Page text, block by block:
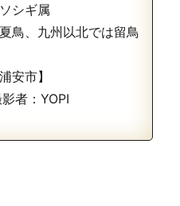
シギ属
鳥、九州以北では留鳥
安市】
影者：YOPI